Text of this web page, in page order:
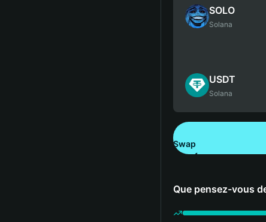
SOLO
Solana
USDT
Solana
Swap
Que pensez-vous